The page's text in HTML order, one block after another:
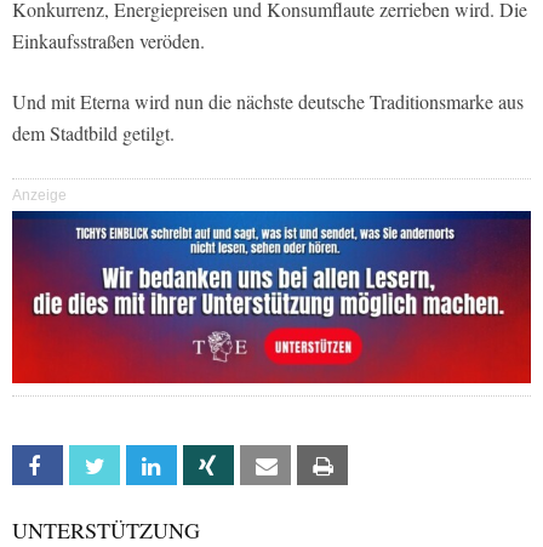
Konkurrenz, Energiepreisen und Konsumflaute zerrieben wird. Die
Einkaufsstraßen veröden.
Und mit Eterna wird nun die nächste deutsche Traditionsmarke aus
dem Stadtbild getilgt.
Anzeige
Facebook Twitter Linkedin Xing Email
UNTERSTÜTZUNG